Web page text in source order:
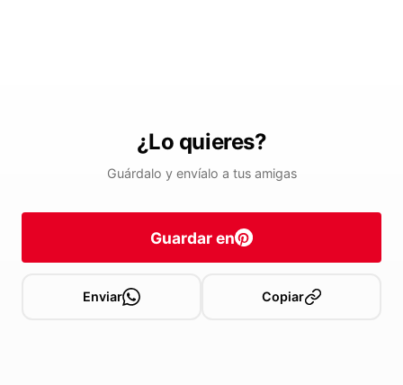
¿Lo quieres?
Guárdalo y envíalo a tus amigas
Guardar en
Enviar Copiar